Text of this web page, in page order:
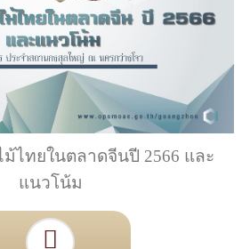
ไทยในตลาดจีนปี 2566 และ
แนวโน้ม